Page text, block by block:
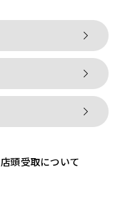
店頭受取について